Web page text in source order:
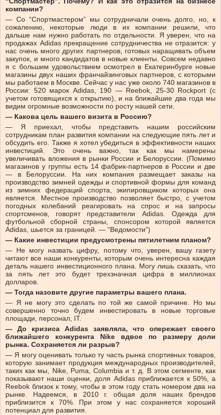
компании?
— Со “Спортмастером” мы сотрудничали очень долго, но, к
сожалению, некоторые люди в их компании решили, что
дальше нам нужно работать по отдельности. Я уверен, что на
продажах Adidas прекращение сотрудничества не отразится: у
нас очень много других партнеров, готовых наращивать объем
закупок, и много кандидатов в новые клиенты. Совсем недавно
я с большим удовольствием осмотрел в Екатеринбурге новые
магазины двух наших франчайзинговых партнеров, с которыми
мы работаем в Москве. Сейчас у нас уже около 740 магазинов в
России: 520 марок Adidas, 190 — Reebok, 25-30 Rockport (с
учетом готовящихся к открытию), и на ближайшие два года мы
видим огромные возможности по росту нашей сети.
— Какова цель вашего визита в Россию?
— Я приехал, чтобы представить нашим российским
сотрудникам план развития компании на следующие пять лет и
обсудить его. Также я хотел убедиться в эффективности наших
инвестиций. Это очень важно, так как мы намерены
увеличивать вложения в рынки России и Белоруссии. (Помимо
магазинов у группы есть 14 фабрик-партнеров в России и две
— в Белоруссии. На них компания размещает заказы на
производство зимней одежды и спортивной формы для команд
из зимних федераций спорта, экипировщиком которых она
является. Местное производство позволяет быстро, с учетом
погодных колебаний реагировать на спрос и на запросы
спортсменов, говорят представители Adidas. Одежда для
футбольной сборной страны, спонсором которой является
Adidas, шьется за границей. — “Ведомости”)
— Какие инвестиции предусмотрены пятилетним планом?
— Не могу назвать цифру, потому что, уверен, вашу газету
читают все наши конкуренты, которым очень интересна каждая
деталь нашего инвестиционного плана. Могу лишь сказать, что
за пять лет это будет трехзначная цифра в миллионах
долларов.
— Тогда назовите другие параметры вашего плана.
— Я не могу это сделать по той же самой причине. Но мы
совершенно точно будем инвестировать в новые торговые
площади, персонал, IT.
— До кризиса Adidas заявляла, что опережает своего
ближайшего конкурента Nike вдвое по размеру доли
рынка. Сохраняется ли разрыв?
— Я могу оценивать только ту часть рынка спортивных товаров,
которую занимает продукция международных производителей,
таких как мы, Nike, Puma, Columbia и т. д. В этом сегменте, как
показывают наши оценки, доля Adidas приближается к 50%, а
Reebok близок к тому, чтобы в этом году стать номером два на
рынке. Надеемся, в 2010 г. общая доля наших брендов
приблизится к 70%. При этом у нас сохраняется хороший
потенциал для развития.